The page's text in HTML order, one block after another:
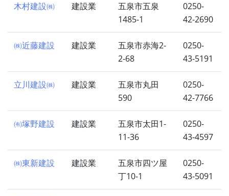
木村建設㈱ 建設業
五泉市五泉
1485-1
0250-
42-2690
㈱近藤建設 建設業
五泉市赤海2-
2-68
0250-
43-5191
立川建設㈱ 建設業
五泉市丸田
590
0250-
42-7766
㈲塚野建設 建設業
五泉市太田1-
11-36
0250-
43-4597
㈱東新建設 建設業
五泉市四ツ屋
丁10-1
0250-
43-5091